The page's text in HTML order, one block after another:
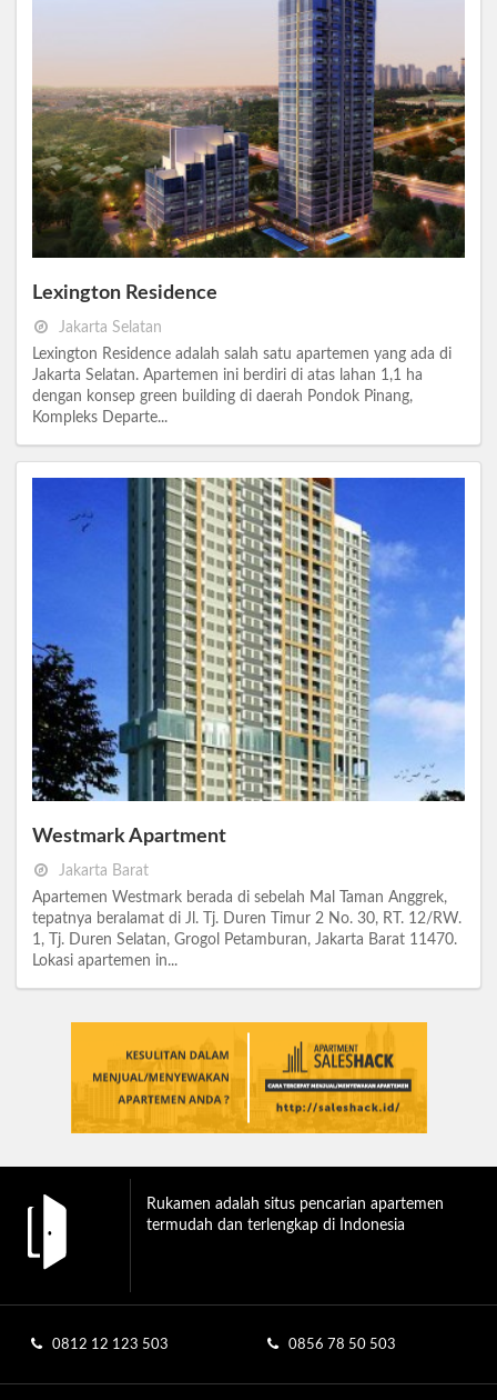
Lexington Residence
Jakarta Selatan
Lexington Residence adalah salah satu apartemen yang ada di
Jakarta Selatan. Apartemen ini berdiri di atas lahan 1,1 ha
dengan konsep green building di daerah Pondok Pinang,
Kompleks Departe...
Westmark Apartment
Jakarta Barat
Apartemen Westmark berada di sebelah Mal Taman Anggrek,
tepatnya beralamat di Jl. Tj. Duren Timur 2 No. 30, RT. 12/RW.
1, Tj. Duren Selatan, Grogol Petamburan, Jakarta Barat 11470.
Lokasi apartemen in...
Rukamen adalah situs pencarian apartemen
termudah dan terlengkap di Indonesia
0812 12 123 503 0856 78 50 503